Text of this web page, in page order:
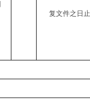
复文件之日